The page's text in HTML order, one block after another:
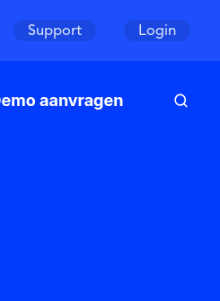
Support Login